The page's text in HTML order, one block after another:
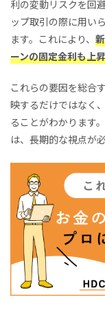
利の変動リスクを回
ップ取引の際に用い
ます。これにより、
ーンの固定金利も上昇
これらの要因を総合
映するだけではなく
ることがわかります
は、長期的な視点が